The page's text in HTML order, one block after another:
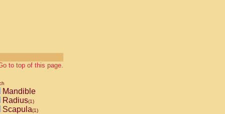
to top of this page.
Mandible
Radius(1)
Scapula(1)